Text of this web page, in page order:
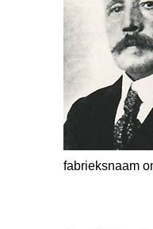
fabrieksnaam